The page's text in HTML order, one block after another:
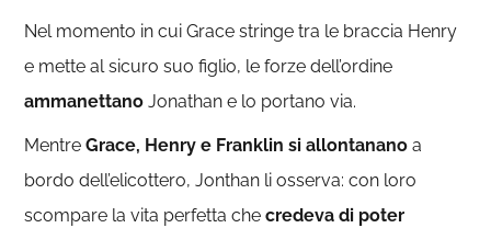
Nel momento in cui Grace stringe tra le braccia Henry
e mette al sicuro suo figlio, le forze dell’ordine
ammanettano Jonathan e lo portano via.
MentreGrace, Henry e Franklin si allontanano a
bordo dell’elicottero, Jonthan li osserva: con loro
scompare la vita perfetta checredeva di poter